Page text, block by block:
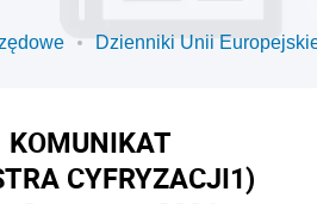
Dzienniki Unii
KOMUNIKAT
CYFRYZACJI1)